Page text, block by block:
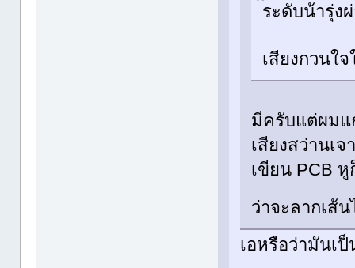
ระดับน้ารุ่ง
เสียงกวนใ
มีครับแต่ผมแ
เสียงสว่านเจ
เขียน PCB
ว่าจะลากเส้
เอหรือว่ามันเ